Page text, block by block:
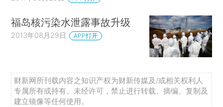
福岛核污染水泄露事故升级
2013年08月29日 APP打开
财新网所刊载内容之知识产权为财新传媒及/或相关权利人
专属所有或持有。未经许可，禁止进行转载、摘编、复制及
建立镜像等任何使用。